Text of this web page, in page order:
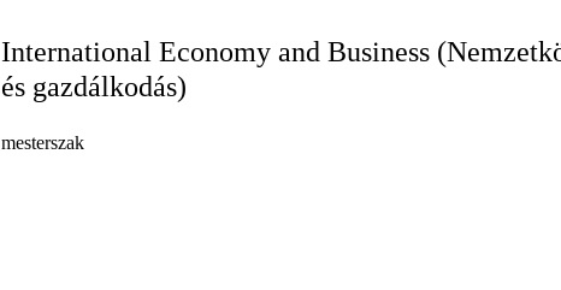
International Economy and Business
és gazdálkodás)
mesterszak